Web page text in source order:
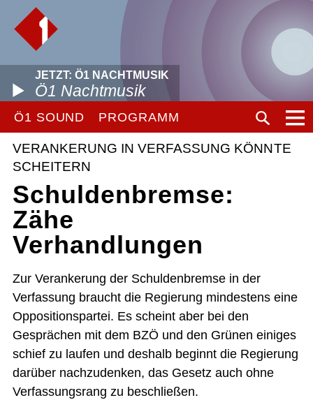
JETZT: Ö1 NACHTMUSIK
Ö1 Nachtmusik
Ö1 SOUND PROGRAMM
VERANKERUNG IN VERFASSUNG KÖNNTE
SCHEITERN
Schuldenbremse:
Zähe
Verhandlungen
Zur Verankerung der Schuldenbremse in der
Verfassung braucht die Regierung mindestens eine
Oppositionspartei. Es scheint aber bei den
Gesprächen mit dem BZÖ und den Grünen einiges
schief zu laufen und deshalb beginnt die Regierung
darüber nachzudenken, das Gesetz auch ohne
Verfassungsrang zu beschließen.